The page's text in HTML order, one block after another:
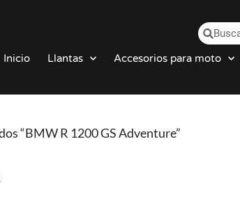
Inicio Llantas Accesorios para moto
“BMW R 1200 GS Adventure”